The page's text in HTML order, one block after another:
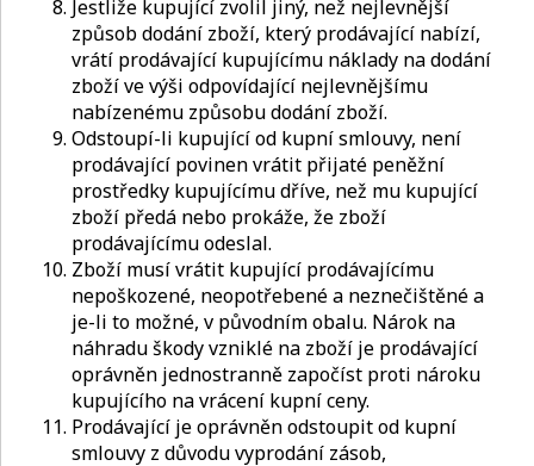
Jestliže kupující zvolil jiný, než nejlevnější
způsob dodání zboží, který prodávající nabízí,
vrátí prodávající kupujícímu náklady na dodání
zboží ve výši odpovídající nejlevnějšímu
nabízenému způsobu dodání zboží.
Odstoupí-li kupující od kupní smlouvy, není
prodávající povinen vrátit přijaté peněžní
prostředky kupujícímu dříve, než mu kupující
zboží předá nebo prokáže, že zboží
prodávajícímu odeslal.
Zboží musí vrátit kupující prodávajícímu
nepoškozené, neopotřebené a neznečištěné a
je-li to možné, v původním obalu. Nárok na
náhradu škody vzniklé na zboží je prodávající
oprávněn jednostranně započíst proti nároku
kupujícího na vrácení kupní ceny.
Prodávající je oprávněn odstoupit od kupní
smlouvy z důvodu vyprodání zásob,